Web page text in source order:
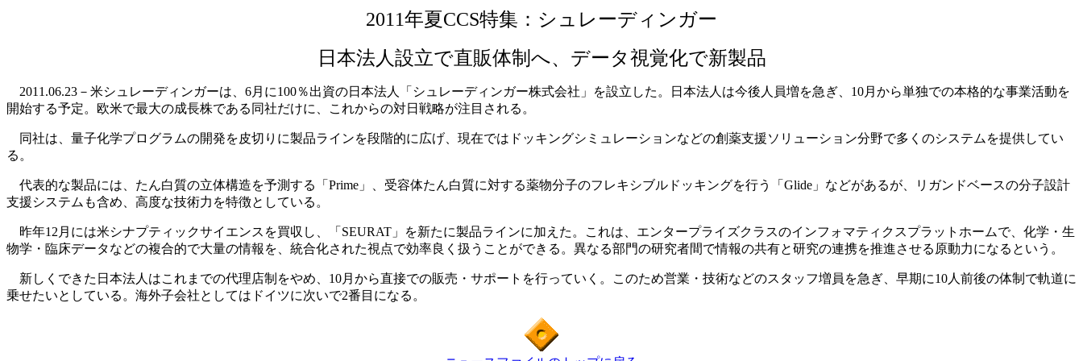
2011年夏CCS特集：シュレーディンガー
日本法人設立で直販体制へ、データ視覚化で新製品
2011.06.23－米シュレーディンガーは、6月に100％出資の日本法人「シュレーディンガー株式会社」を設立した。日本法人は今後人員増を急ぎ、10月から単独での本格的な事業活動を
開始する予定。欧米で最大の成長株である同社だけに、これからの対日戦略が注目される。
同社は、量子化学プログラムの開発を皮切りに製品ラインを段階的に広げ、現在ではドッキングシミュレーションなどの創薬支援ソリューション分野で多くのシステムを提供してい
る。
代表的な製品には、たん白質の立体構造を予測する「Prime」、受容体たん白質に対する薬物分子のフレキシブルドッキングを行う「Glide」などがあるが、リガンドベースの分子設計
支援システムも含め、高度な技術力を特徴としている。
昨年12月には米シナプティックサイエンスを買収し、「SEURAT」を新たに製品ラインに加えた。これは、エンタープライズクラスのインフォマティクスプラットホームで、化学・生
物学・臨床データなどの複合的で大量の情報を、統合化された視点で効率良く扱うことができる。異なる部門の研究者間で情報の共有と研究の連携を推進させる原動力になるという。
新しくできた日本法人はこれまでの代理店制をやめ、10月から直接での販売・サポートを行っていく。このため営業・技術などのスタッフ増員を急ぎ、早期に10人前後の体制で軌道に
乗せたいとしている。海外子会社としてはドイツに次いで2番目になる。